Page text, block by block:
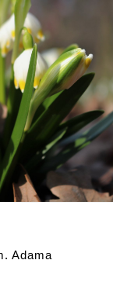
Adama